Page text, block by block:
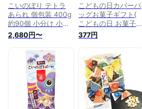
こいのぼり テトラ
あられ 個包装 400g
約90個 小分け 小袋
こどもの日 お菓子
節句 鯉のぼり おか
2,680円〜
こどもの日カバーバ
ッグお菓子ギフト{
こどもの日 お菓子
おやつ 詰め合わせ
こいのぼり }{ 徳用
問屋 業務用 }{ 子ど
も会 施設 }[ 子供会
保育園 幼稚園 景品
イベント お祭り プ
レゼント 人気 ]【色
柄指定不可】【不良
377円